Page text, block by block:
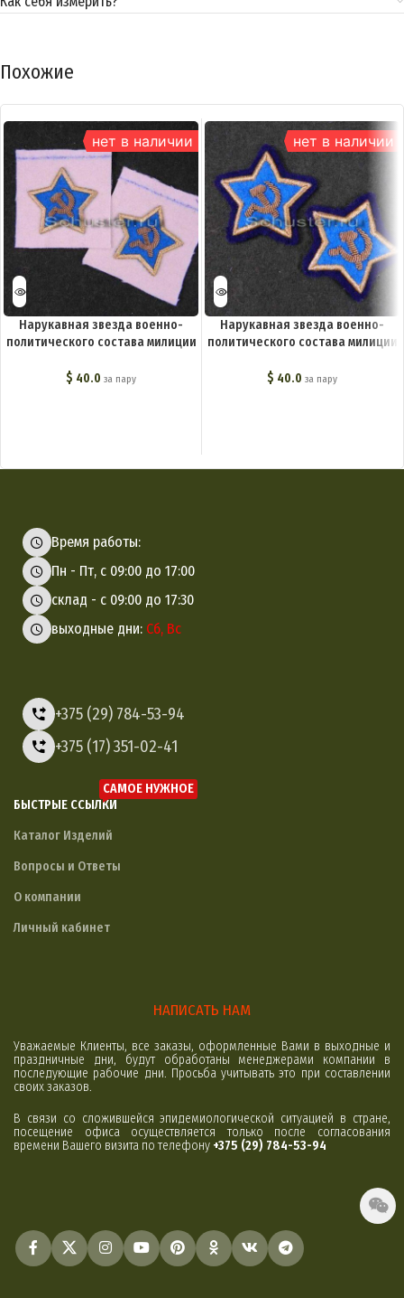
Похожие
нет в наличии
Нарукавная звезда военно-
политического состава милиции
кителей) M3-170-Z
$ 40.0 за пару
нет в наличии
Нарукавная звезда военно-
политического состава милиции
$ 40.0 за пару
Время работы:
Пн - Пт, с 09:00 до 17:00
склад - с 09:00 до 17:30
выходные дни: Сб, Вс
+375 (29) 784-53-94
+375 (17) 351-02-41
БЫСТРЫЕ ССЫЛКИ
САМОЕ НУЖНОЕ
Каталог Изделий
Вопросы и Ответы
О компании
Личный кабинет
НАПИСАТЬ НАМ
Уважаемые Клиенты, все заказы, оформленные Вами в выходные и
праздничные дни, будут обработаны менеджерами компании в
последующие рабочие дни. Просьба учитывать это при составлении
своих заказов.
В связи со сложившейся эпидемиологической ситуацией в стране,
посещение офиса осуществляется только после согласования
времени Вашего визита по телефону +375 (29) 784-53-94